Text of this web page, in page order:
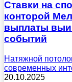
Ставки на
конторой
выплаты
событий
Натяжной
современных
20.10.2025